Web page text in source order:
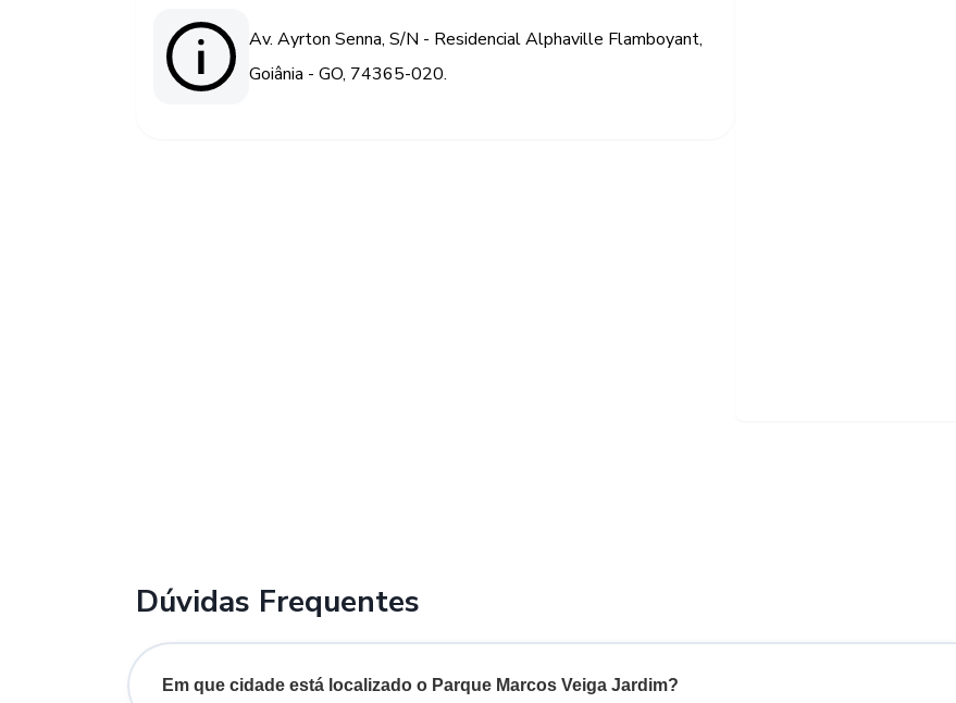
Av. Ayrton Senna, S/N - Residencial Alphaville Flamboyant,
Goiânia - GO, 74365-020.
Dúvidas Frequentes
Em que cidade está localizado o Parque Marcos Veiga Jardim?